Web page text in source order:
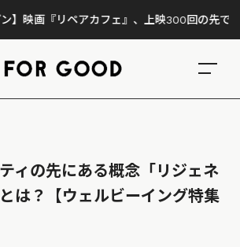
ペアカフェ』、上映300回の先で見えてきた
ィの先にある概念「リジェネ
は？【ウェルビーイング特集